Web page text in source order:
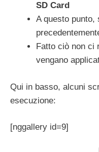
SD Card
A questo punto,
Fatto ciò non ci
vengano
Qui in basso, alcuni
esecuzione:
[nggallery id=9]